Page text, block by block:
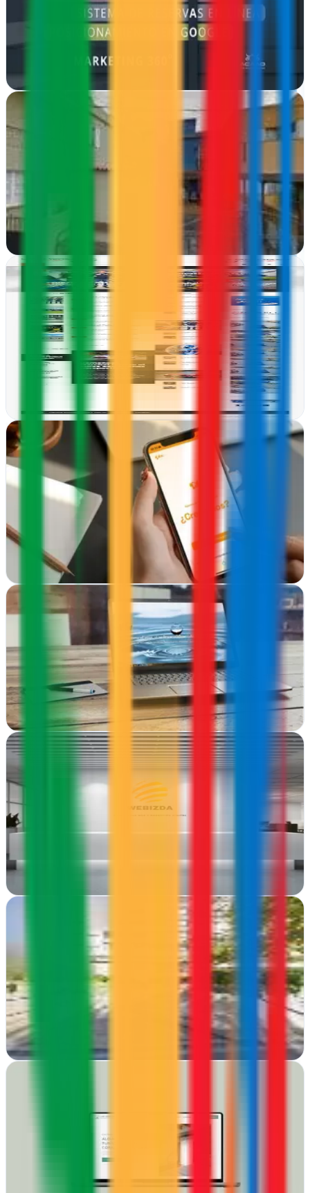
Diseño web a medida en Vecindario. Acaao España crea sitios
modernos y funcionales que generan resultados reales para tu
negocio en Gran Canaria
Ver ficha
adamedia - diseño web y gráfico
Los Llanos, Santa Cruz de Tenerife
En Los Llanos creamos webs que funcionan. Desde el diseño hasta
el código, adamedia te entrega sitios visuales y efectivos para tu
negocio
Ver ficha
Agencia de Diseño Web SucursalVirtual
Arucas, Las Palmas
Diseño web a medida en Arucas. SucursalVirtual crea sitios
modernos y funcionales que convierten visitantes en clientes.
Presencia digital que funciona
Ver fichacompleta
Agencia SEO Trendy Minds
Badajoz
Trendy Minds posiciona tu negocio en buscadores desde Badajoz.
Diseño web y estrategias SEO para crecer online sin
complicaciones
Ver ficha completa
Agencia tresWdoble Sevilla
Tomares, Sevilla
TresWdoble transforma tu presencia online con diseño web
moderno y funcional en Tomares. Sitios que convierten
Ver ficha completa
Agencia WebIzda
Diseño web profesional en Vitoria-Gasteiz. WebIzda crea sitios
modernos y funcionales que impulsan tu presencia online con
soluciones adaptadas a tu…
Ver ficha
Santander, Cantabria
Diseño web y posicionamiento en buscadores desde Santander.
Atalaya SEO Cantabria impulsa tu visibilidad online en el norte de
España con soluciones…
Ver ficha
Santander, Cantabria
Axolot Agencia de Santander crea webs que venden y marcas que
perduran. Diseño, SEO y branding unidos para que tu negocio